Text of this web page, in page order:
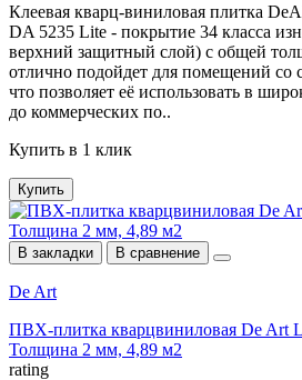
Клеевая кварц-виниловая плитка
DA 5235 Lite - покрытие 34 класса
верхний защитный слой) с общей
отлично подойдет для помещений со
что позволяет её использовать в
до коммерческих по..
Купить в 1 клик
Купить
В закладки В сравнение
De Art
ПВХ-плитка кварцвиниловая De Art
Толщина 2 мм, 4,89 м2
rating